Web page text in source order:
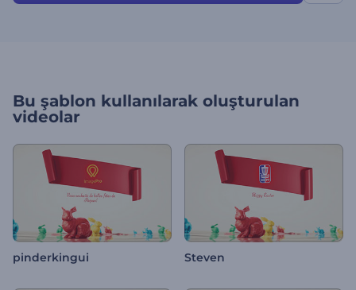
Bu şablon kullanılarak oluşturulan
videolar
pinderkingui Steven